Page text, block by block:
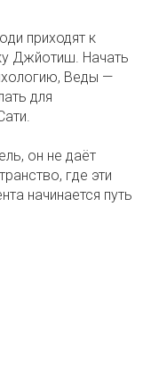
приходят к
Джйотиш. Начать
Веды —
для
он не даёт
где эти
начинается путь